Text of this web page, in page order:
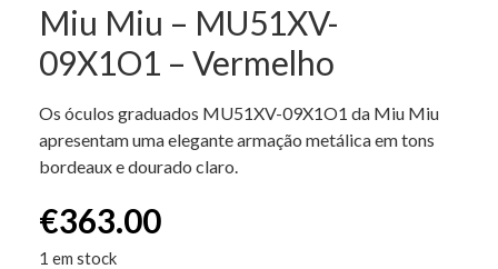
Miu Miu – MU51XV-
09X1O1 – Vermelho
Os óculos graduados MU51XV-09X1O1 da Miu Miu
apresentam uma elegante armação metálica em tons
bordeaux e dourado claro.
€363.00
1 em stock